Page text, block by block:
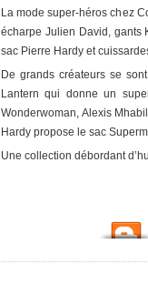
La mode super-héros chez
écharpe Julien David, gants
sac Pierre Hardy et
De grands créateurs se
Lantern qui donne un
Wonderwoman, Alexis
Hardy propose le sac
Une collection débordant